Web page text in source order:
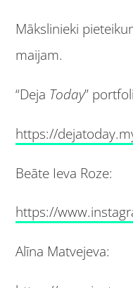
Mākslinieki
maijam.
“Deja Today”
https://
Beāte Ieva Roze:
https://
Alīna Matvejeva: